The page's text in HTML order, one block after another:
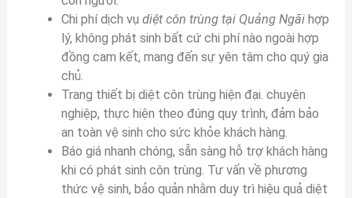
Chi phí dịch vụdiệt côn trùng tại Quảng Ngãi hợp
lý, không phát sinh bất cứ chi phí nào ngoài hợp
đồng cam kết, mang đến sự yên tâm cho quý gia
chủ.
Trang thiết bị diệt côn trùng hiện đại. chuyên
nghiệp, thực hiện theo đúng quy trình, đảm bảo
an toàn vệ sinh cho sức khỏe khách hàng.
Báo giá nhanh chóng, sẵn sàng hỗ trợ khách hàng
khi có phát sinh côn trùng. Tư vấn về phương
thức vệ sinh, bảo quản nhằm duy trì hiệu quả diệt